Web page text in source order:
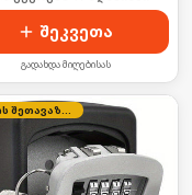
შეკვეთა
გადახდა მიღებისას
კვირის შეთავაზება